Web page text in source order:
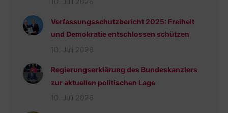
Verfassungsschutzbericht 2025: Freiheit
und Demokratie entschlossen schützen
10. Juli 2026
Regierungserklärung des Bundeskanzlers
zur aktuellen politischen Lage
10. Juli 2026